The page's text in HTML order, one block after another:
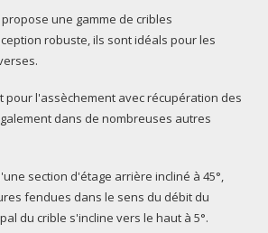
propose une gamme de cribles
robuste, ils sont idéals pour les
pour l'assèchement avec récupération des
dans de nombreuses autres
section d'étage arrière incliné à 45°,
fendues dans le sens du débit du
du crible s'incline vers le haut à 5°.